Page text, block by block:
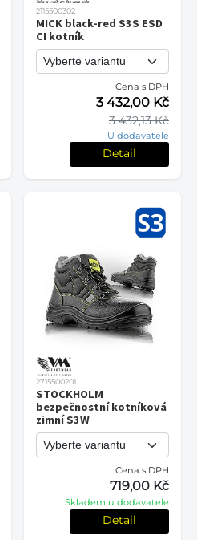
2115500302
MICK black-red S3S ESD
CI kotník
Cena s DPH
3 432,13 Kč
3 432,00 Kč
U dodavatele
Detail
2715500201
STOCKHOLM
bezpečnostní kotníková
zimní S3W
Cena s DPH
719,00 Kč
Skladem u dodavatele
Detail